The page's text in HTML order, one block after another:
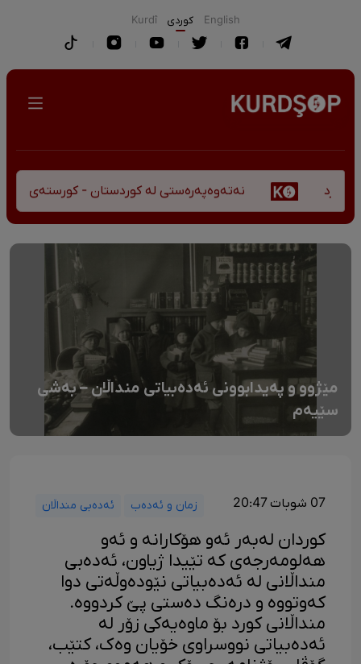
English كوردی Kurdî
نەتەوەپەرەستی لە کوردستان - کورستەی
مێژوو و پەیدابوونی ئەدەبیاتی منداڵان – بەشی
سێیەم
07 شوبات 20:47 زمان و ئەدەب ئەدەبی منداڵان
کوردان لەبەر ئەو هۆکارانە و ئەو
هەلومەرجەی کە تێیدا ژیاون، ئەدەبی
منداڵانی لە ئەدەبیاتی نێودەوڵەتی دوا
کەوتووە و درەنگ دەستی پێ کردووە.
منداڵانی کورد بۆ ماوەیەکی زۆر لە
ئەدەبیاتی نووسراوی خۆیان وەک، کتێب،